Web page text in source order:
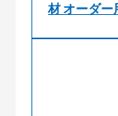
材 オーダー